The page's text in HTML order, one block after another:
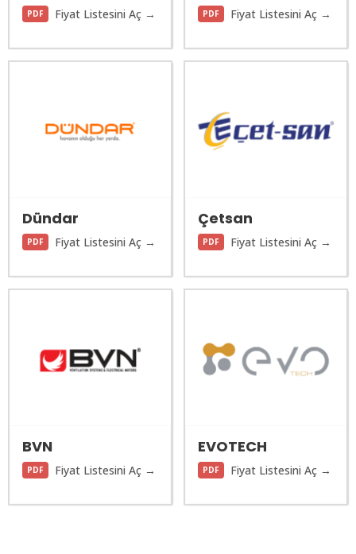
PDF Fiyat Listesini Aç → PDF Fiyat Listesini Aç →
Dündar
PDF Fiyat Listesini Aç →
Çetsan
PDF Fiyat Listesini Aç →
BVN
PDF Fiyat Listesini Aç →
EVOTECH
PDF Fiyat Listesini Aç →